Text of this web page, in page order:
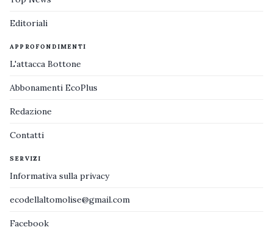
Editoriali
APPROFONDIMENTI
L'attacca Bottone
Abbonamenti EcoPlus
Redazione
Contatti
SERVIZI
Informativa sulla privacy
ecodellaltomolise@gmail.com
Facebook